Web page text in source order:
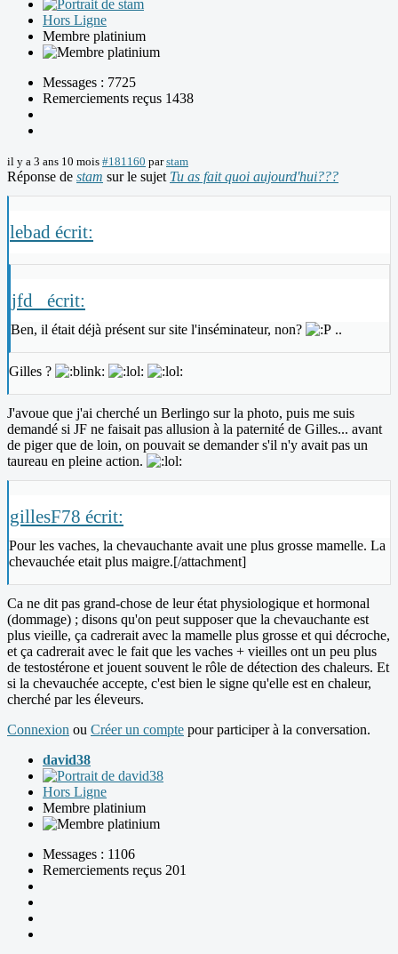
Hors Ligne
Membre platinium
Messages : 7725
Remerciements reçus 1438
il y a 3 ans 10 mois #181160 parstam
Réponse de stam sur le sujet Tu as fait quoi aujourd'hui???
lebad écrit:
jfd_ écrit:
Ben, il était déjà présent sur site l'inséminateur, non? ..
Gilles ?
J'avoue que j'ai cherché un Berlingo sur la photo, puis me suis
demandé si JF ne faisait pas allusion à la paternité de Gilles... avant
de piger que de loin, on pouvait se demander s'il n'y avait pas un
taureau en pleine action.
gillesF78 écrit:
Pour les vaches, la chevauchante avait une plus grosse mamelle. La
chevauchée etait plus maigre.[/attachment]
Ca ne dit pas grand-chose de leur état physiologique et hormonal
(dommage) ; disons qu'on peut supposer que la chevauchante est
plus vieille, ça cadrerait avec la mamelle plus grosse et qui décroche,
et ça cadrerait avec le fait que les vaches + vieilles ont un peu plus
de testostérone et jouent souvent le rôle de détection des chaleurs. Et
si la chevauchée accepte, c'est bien le signe qu'elle est en chaleur,
cherché par les éleveurs.
Connexion ou Créer un compte pour participer à la conversation.
david38
Hors Ligne
Membre platinium
Messages : 1106
Remerciements reçus 201